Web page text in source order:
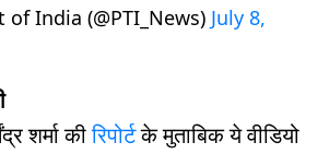
India (@PTI_News) July 8,
शर्मा कीरिपोर्टके मुताबिक ये वीडियो